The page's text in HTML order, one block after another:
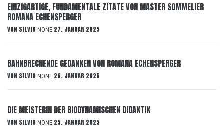
EINZIGARTIGE, FUNDAMENTALE ZITATE VON MASTER SOMMELIER
ROMANA ECHENSPERGER
VON SILVIO NONE 27. JANUAR 2025
BAHNBRECHENDE GEDANKEN VON ROMANA ECHENSPERGER
VON SILVIO NONE 26. JANUAR 2025
DIE MEISTERIN DER BIODYNAMISCHEN DIDAKTIK
VON SILVIO NONE 25. JANUAR 2025